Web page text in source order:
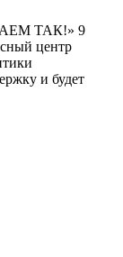
ТАК!» 9
центр
и будет